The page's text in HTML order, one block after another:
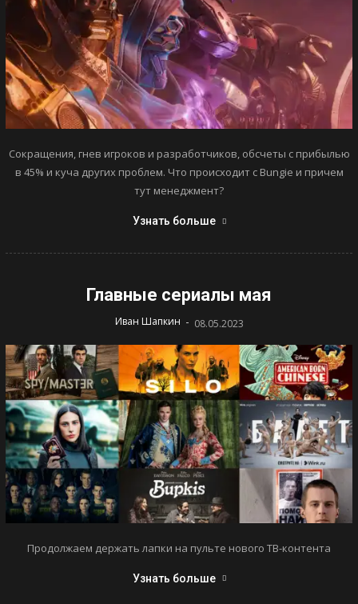
Сокращения, гнев игроков и разработчиков, обсчеты с прибылью
в 45% и куча других проблем. Что происходит с Bungie и причем
тут менеджмент?
Узнать больше
Главные сериалы мая
Иван Шапкин - 08.05.2023
Продолжаем держать лапки на пульте нового ТВ-контента
Узнать больше